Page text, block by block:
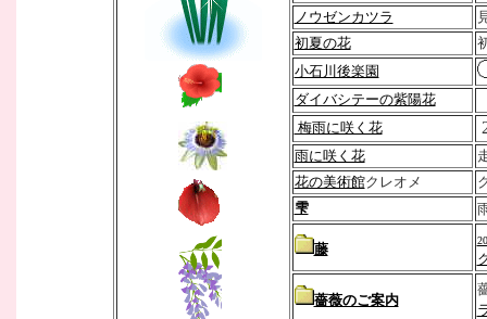
ノウゼンカツラ
初夏の花
小石川後楽園
ダイバシテーの紫陽花
梅雨に咲く花
雨に咲く花
花の美術館クレオメ
雫
藤
薔薇のご案内